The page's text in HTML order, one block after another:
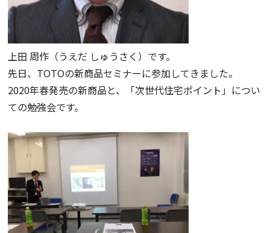
上田 周作（うえだ しゅうさく）です。
先日、TOTOの新商品セミナーに参加してきました。
2020年春発売の新商品と、「次世代住宅ポイント」につい
ての勉強会です。